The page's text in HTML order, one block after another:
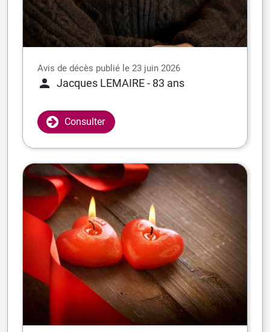
Avis de décès publié le 23 juin 2026
Jacques LEMAIRE- 83 ans
Consulter